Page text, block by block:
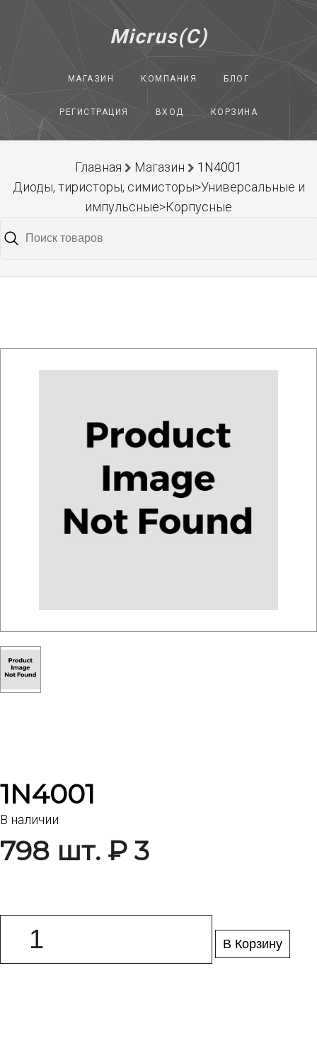
Micrus(C)
МАГАЗИН КОМПАНИЯ БЛОГ
РЕГИСТРАЦИЯ ВХОД КОРЗИНА
Главная Магазин
1N4001
Диоды, тиристоры, симисторы>Универсальные и
импульсные>Корпусные
1N4001
В наличии
798 шт. ₽ 3
В Корзину